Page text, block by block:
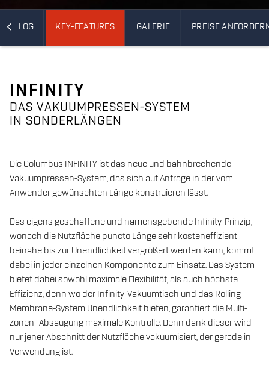
BLOG KEY-FEATURES GALERIE PREISE
INFINITY
DAS VAKUUMPRESSEN-SYSTEM
IN SONDERLÄNGEN
Die Columbus INFINITY ist das neue und bahnbrechende
Vakuumpressen-System, das sich auf Anfrage in der vom
Anwender gewünschten Länge konstruieren lässt.
Das eigens geschaffene und namensgebende Infinity-Prinzip,
wonach die Nutzfläche puncto Länge sehr kosteneffizient
beinahe bis zur Unendlichkeit vergrößert werden kann, kommt
dabei in jeder einzelnen Komponente zum Einsatz. Das System
bietet dabei sowohl maximale Flexibilität, als auch höchste
Effizienz, denn wo der Infinity-Vakuumtisch und das Rolling-
Membrane-System Unendlichkeit bieten, garantiert die Multi-
Zonen- Absaugung maximale Kontrolle. Denn dank dieser wird
nur jener Abschnitt der Nutzfläche vakuumisiert, der gerade in
Verwendung ist.